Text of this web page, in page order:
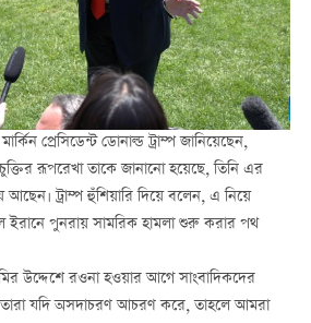
প্রেসিডেন্ট ডোনাল্ড ট্রাম্প জানিয়েছেন,
রূপরেখা তাকে জানানো হয়েছে, তিনি এর
আছেন। ট্রাম্প হুঁশিয়ারি দিয়ে বলেন, এ নিয়ে
পুনরায় সামরিক হামলা শুরু করার পথ
উদ্দেশে রওনা হওয়ার আগে সাংবাদিকদের
‘তারা যদি অসদাচরণ আচরণ করে, তাহলে আমরা